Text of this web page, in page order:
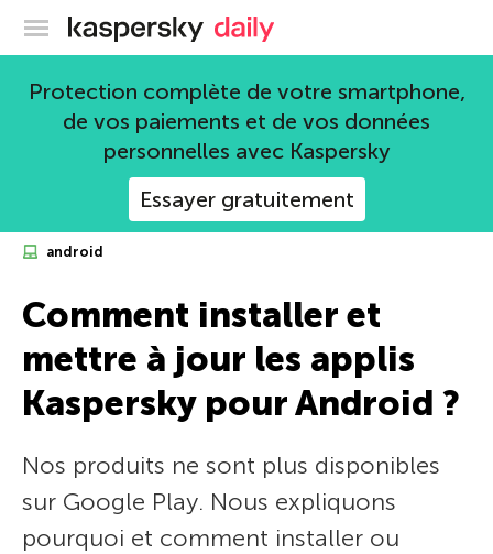
Blog officiel de Kaspersky
Protection complète de votre smartphone,
de vos paiements et de vos données
personnelles avec Kaspersky
Essayer gratuitement
android
Comment installer et
mettre à jour les applis
Kaspersky pour Android ?
Nos produits ne sont plus disponibles
sur Google Play. Nous expliquons
pourquoi et comment installer ou